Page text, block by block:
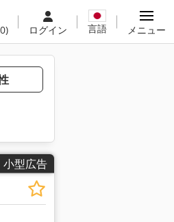
ログイン 言語 メニュー
小型広告